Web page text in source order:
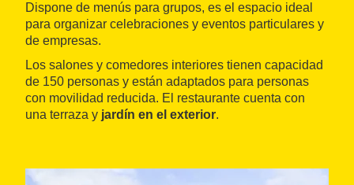
Dispone de menús para grupos, es el espacio ideal
para organizar celebraciones y eventos particulares y
de empresas.
Los salones y comedores interiores tienen capacidad
de 150 personas y están adaptados para personas
con movilidad reducida. El restaurante cuenta con
una terraza y jardín en el exterior.